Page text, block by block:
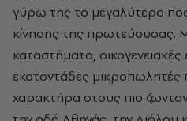
γύρω της το μεγαλύτερο
κίνησης της πρωτεύουσας.
καταστήματα, οικογενειακές
εκατοντάδες μικροπωλητές
χαρακτήρα στους πιο